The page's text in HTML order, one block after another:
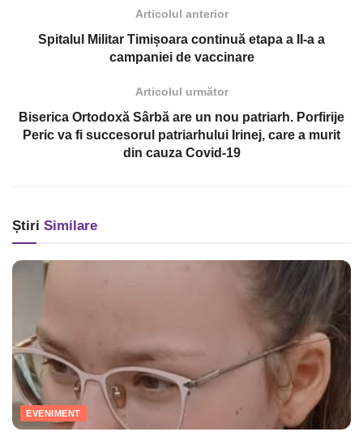
Articolul anterior
Spitalul Militar Timișoara continuă etapa a II-a a
campaniei de vaccinare
Articolul următor
Biserica Ortodoxă Sârbă are un nou patriarh. Porfirije
Peric va fi succesorul patriarhului Irinej, care a murit
din cauza Covid-19
Știri Similare
EVENIMENT